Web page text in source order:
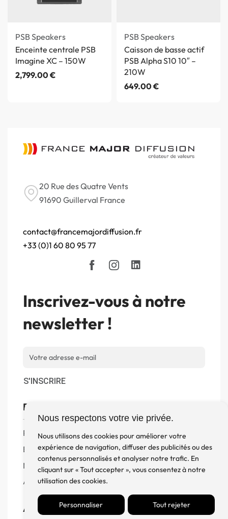
Nous respectons votre vie privée.
Nous utilisons des cookies pour améliorer votre
expérience de navigation, diffuser des publicités ou des
contenus personnalisés et analyser notre trafic. En
cliquant sur « Tout accepter », vous consentez à notre
utilisation des cookies.
Personnaliser Tout rejeter
PSB Speakers
Enceinte centrale PSB
Imagine XC – 150W
2,799.00€
PSB Speakers
Caisson de basse actif
PSB Alpha S10 10″ –
210W
649.00€
20 Rue des Quatre Vents
91690 Guillerval France
contact@francemajordiffusion.fr
+33 (0)1 60 80 95 77
Inscrivez-vous à notre
newsletter !
S'INSCRIRE
Boutique
Produits
Enceintes
Meuble, Rack et Support
Accessoires
Aide